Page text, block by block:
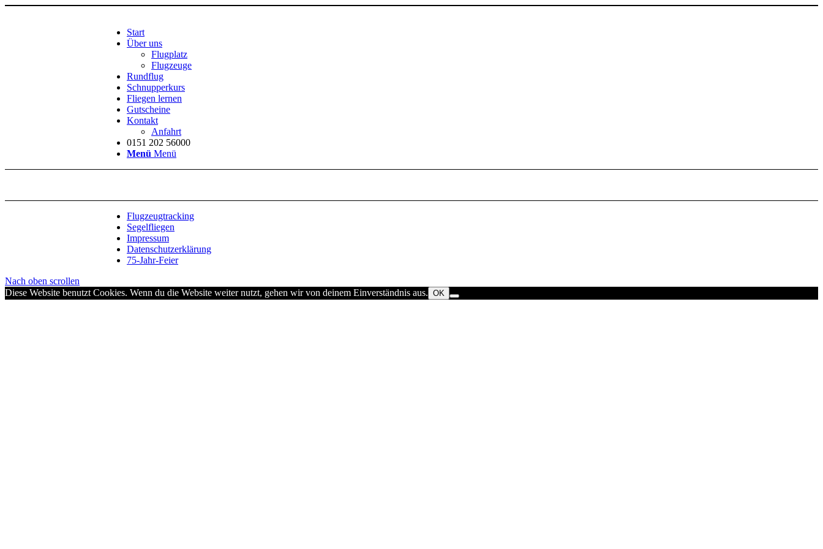
Start
Über uns
Flugplatz
Flugzeuge
Rundflug
Schnupperkurs
Fliegen lernen
Gutscheine
Kontakt
Anfahrt
0151 202 56000
Menü Menü
Flugzeugtracking
Segelfliegen
Impressum
Datenschutzerklärung
75-Jahr-Feier
Nach oben scrollen
Diese Website benutzt Cookies. Wenn du die Website weiter nutzt, gehen wir von deinem Einverständnis aus. OK